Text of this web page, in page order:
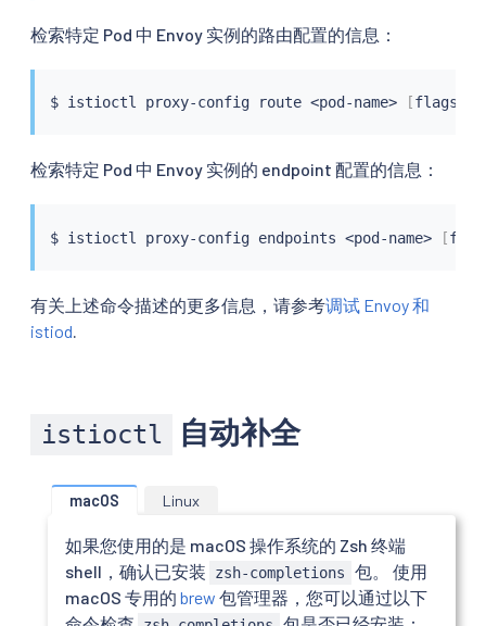
检索特定 Pod 中 Envoy 实例的路由配置的信息：
$ istioctl proxy-config route <pod-name> [flags
检索特定 Pod 中 Envoy 实例的 endpoint 配置的信息：
$ istioctl proxy-config endpoints <pod-name> [
有关上述命令描述的更多信息，请参考调试 Envoy 和
istiod.
istioctl 自动补全
macOS Linux
如果您使用的是 macOS 操作系统的 Zsh 终端
shell，确认已安装
zsh-completions
包。 使用
macOS 专用的 brew 包管理器，您可以通过以下